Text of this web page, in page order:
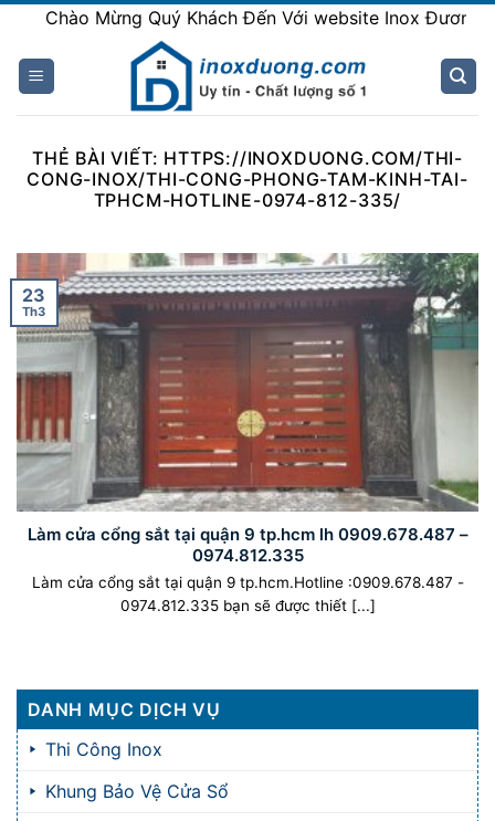
content
Chào Mừng Quý Khách Đến Với website Inox Đương
THẺ BÀI VIẾT: HTTPS://INOXDUONG.COM/THI-
CONG-INOX/THI-CONG-PHONG-TAM-KINH-TAI-
TPHCM-HOTLINE-0974-812-335/
Làm cửa cổng sắt tại quận 9 tp.hcm lh 0909.678.487 –
0974.812.335
Làm cửa cổng sắt tại quận 9 tp.hcm.Hotline :0909.678.487 -
0974.812.335 bạn sẽ được thiết [...]
23
Th3
DANH MỤC DỊCH VỤ
Thi Công Inox
Khung Bảo Vệ Cửa Sổ